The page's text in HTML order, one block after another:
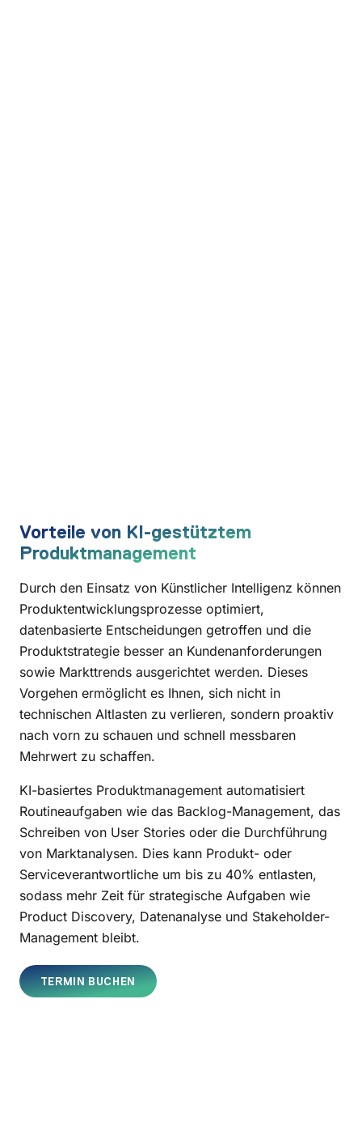
Vorteile von KI-gestütztem
Produktmanagement
Durch den Einsatz von Künstlicher Intelligenz können
Produktentwicklungsprozesse optimiert,
datenbasierte Entscheidungen getroffen und die
Produktstrategie besser an Kundenanforderungen
sowie Markttrends ausgerichtet werden. Dieses
Vorgehen ermöglicht es Ihnen, sich nicht in
technischen Altlasten zu verlieren, sondern proaktiv
nach vorn zu schauen und schnell messbaren
Mehrwert zu schaffen.
KI-basiertes Produktmanagement automatisiert
Routineaufgaben wie das Backlog-Management, das
Schreiben von User Stories oder die Durchführung
von Marktanalysen. Dies kann Produkt- oder
Serviceverantwortliche um bis zu 40% entlasten,
sodass mehr Zeit für strategische Aufgaben wie
Product Discovery, Datenanalyse und Stakeholder-
Management bleibt.
TERMIN BUCHEN